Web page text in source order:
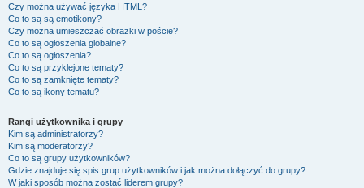
Czy można używać języka HTML?
Co to są są emotikony?
Czy można umieszczać obrazki w poście?
Co to są ogłoszenia globalne?
Co to są ogłoszenia?
Co to są przyklejone tematy?
Co to są zamknięte tematy?
Co to są ikony tematu?
Rangi użytkownika i grupy
Kim są administratorzy?
Kim są moderatorzy?
Co to są grupy użytkowników?
Gdzie znajduje się spis grup użytkowników i jak można dołączyć do grupy?
W jaki sposób można zostać liderem grupy?